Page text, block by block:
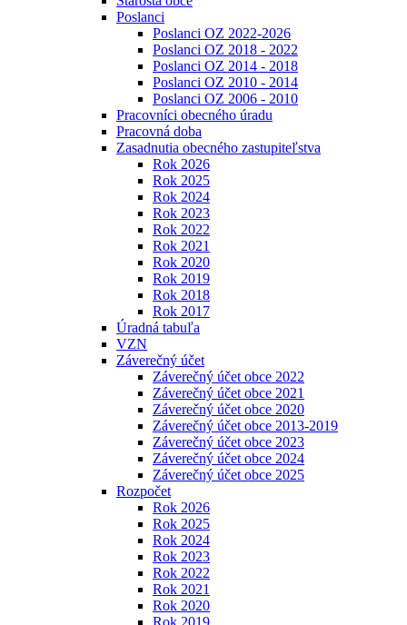
Poslanci
Poslanci OZ 2022-2026
Poslanci OZ 2018 - 2022
Poslanci OZ 2014 - 2018
Poslanci OZ 2010 - 2014
Poslanci OZ 2006 - 2010
Pracovníci obecného úradu
Pracovná doba
Zasadnutia obecného zastupiteľstva
Rok 2026
Rok 2025
Rok 2024
Rok 2023
Rok 2022
Rok 2021
Rok 2020
Rok 2019
Rok 2018
Rok 2017
Úradná tabuľa
VZN
Záverečný účet
Záverečný účet obce 2022
Záverečný účet obce 2021
Záverečný účet obce 2020
Záverečný účet obce 2013-2019
Záverečný účet obce 2023
Záverečný účet obce 2024
Záverečný účet obce 2025
Rozpočet
Rok 2026
Rok 2025
Rok 2024
Rok 2023
Rok 2022
Rok 2021
Rok 2020
Rok 2019